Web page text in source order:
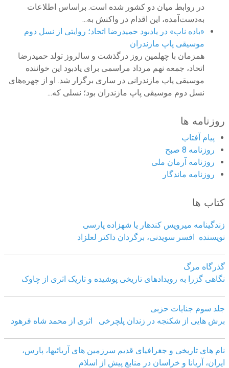
در روابط میان دو کشور شده است. براساس اطلاعات
به‌دست‌آمده، این اقدام در واکنش به...
«باده ناب» در یادبود حمیدرضا اتحاد؛ روایتی از نسل دوم
موسیقی پاپ مازندران
همزمان با چهلمین روز درگذشت و سالروز تولد حمیدرضا
اتحاد، جمعه نهم مرداد مراسمی برای یادبود این خواننده
موسیقی پاپ مازندرانی در ساری برگزار شد. او از چهره‌های
نسل دوم موسیقی پاپ مازندران بود؛ نسلی که...
روزنامه ها
پیام آفتاب
روزنامه 8 صبح
روزنامه آرمان ملى
روزنامه ماندگار
کتاب ها
زندگینامه میرویس کندهار یا شهزاده پارسی
نویسنده افسر سویدنی، برگردان داکتر لعلزاد
گذرگاه مرگ
نگاهی گزرا به رویدادهای تاریخی پوشیده و تاریک اثری از چاوک
جلد سوم جنایات حزبی
برش هایی از شکنجه در زندان پلچرخی اثری از محمد شاه فرهود
نام های تاریخی و جغرافیای قدیم سرزمین های آریائیها، پارس،
ایران، آریانا و خراسان در منابع پیش از اسلام